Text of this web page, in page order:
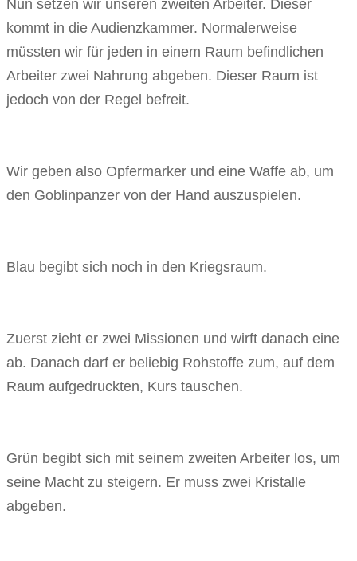
Nun setzen wir unseren zweiten Arbeiter. Dieser
kommt in die Audienzkammer. Normalerweise
müssten wir für jeden in einem Raum befindlichen
Arbeiter zwei Nahrung abgeben. Dieser Raum ist
jedoch von der Regel befreit.
Wir geben also Opfermarker und eine Waffe ab, um
den Goblinpanzer von der Hand auszuspielen.
Blau begibt sich noch in den Kriegsraum.
Zuerst zieht er zwei Missionen und wirft danach eine
ab. Danach darf er beliebig Rohstoffe zum, auf dem
Raum aufgedruckten, Kurs tauschen.
Grün begibt sich mit seinem zweiten Arbeiter los, um
seine Macht zu steigern. Er muss zwei Kristalle
abgeben.